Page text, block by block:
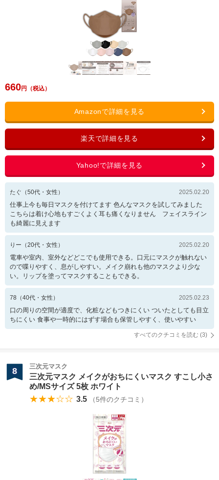
660
たぐ （50代・ 女性 ） 2025.02.20
仕事上今も毎日マスクを付けてます 色んなマスクを試してみました
こちらは着け心地もすごくよく耳も痛くなりません フェイスライン
も綺麗に見えます
りー （20代・ 女性 ） 2025.02.20
電車や室内、室外などどこでも使用できる。口元にマスクが触れない
ので喋りやすく、息がしやすい。メイク崩れも他のマスクより少な
い。リップを塗ってマスクすることもできる。
78 （40代・ 女性 ） 2025.02.23
口の周りの空間が適度で、化粧などもつきにくい ついたとしても目立
ちにくい 食事や一時的にはずす場合も保管しやすく、使いやすい
すべてのクチコミを読む (3)
8 三次元マスク
三次元マスク メイクがおちにくいマスク すこし小さ
め/MSサイズ 5枚 ホワイト
★★★☆☆ 3.5 （5件のクチコミ）